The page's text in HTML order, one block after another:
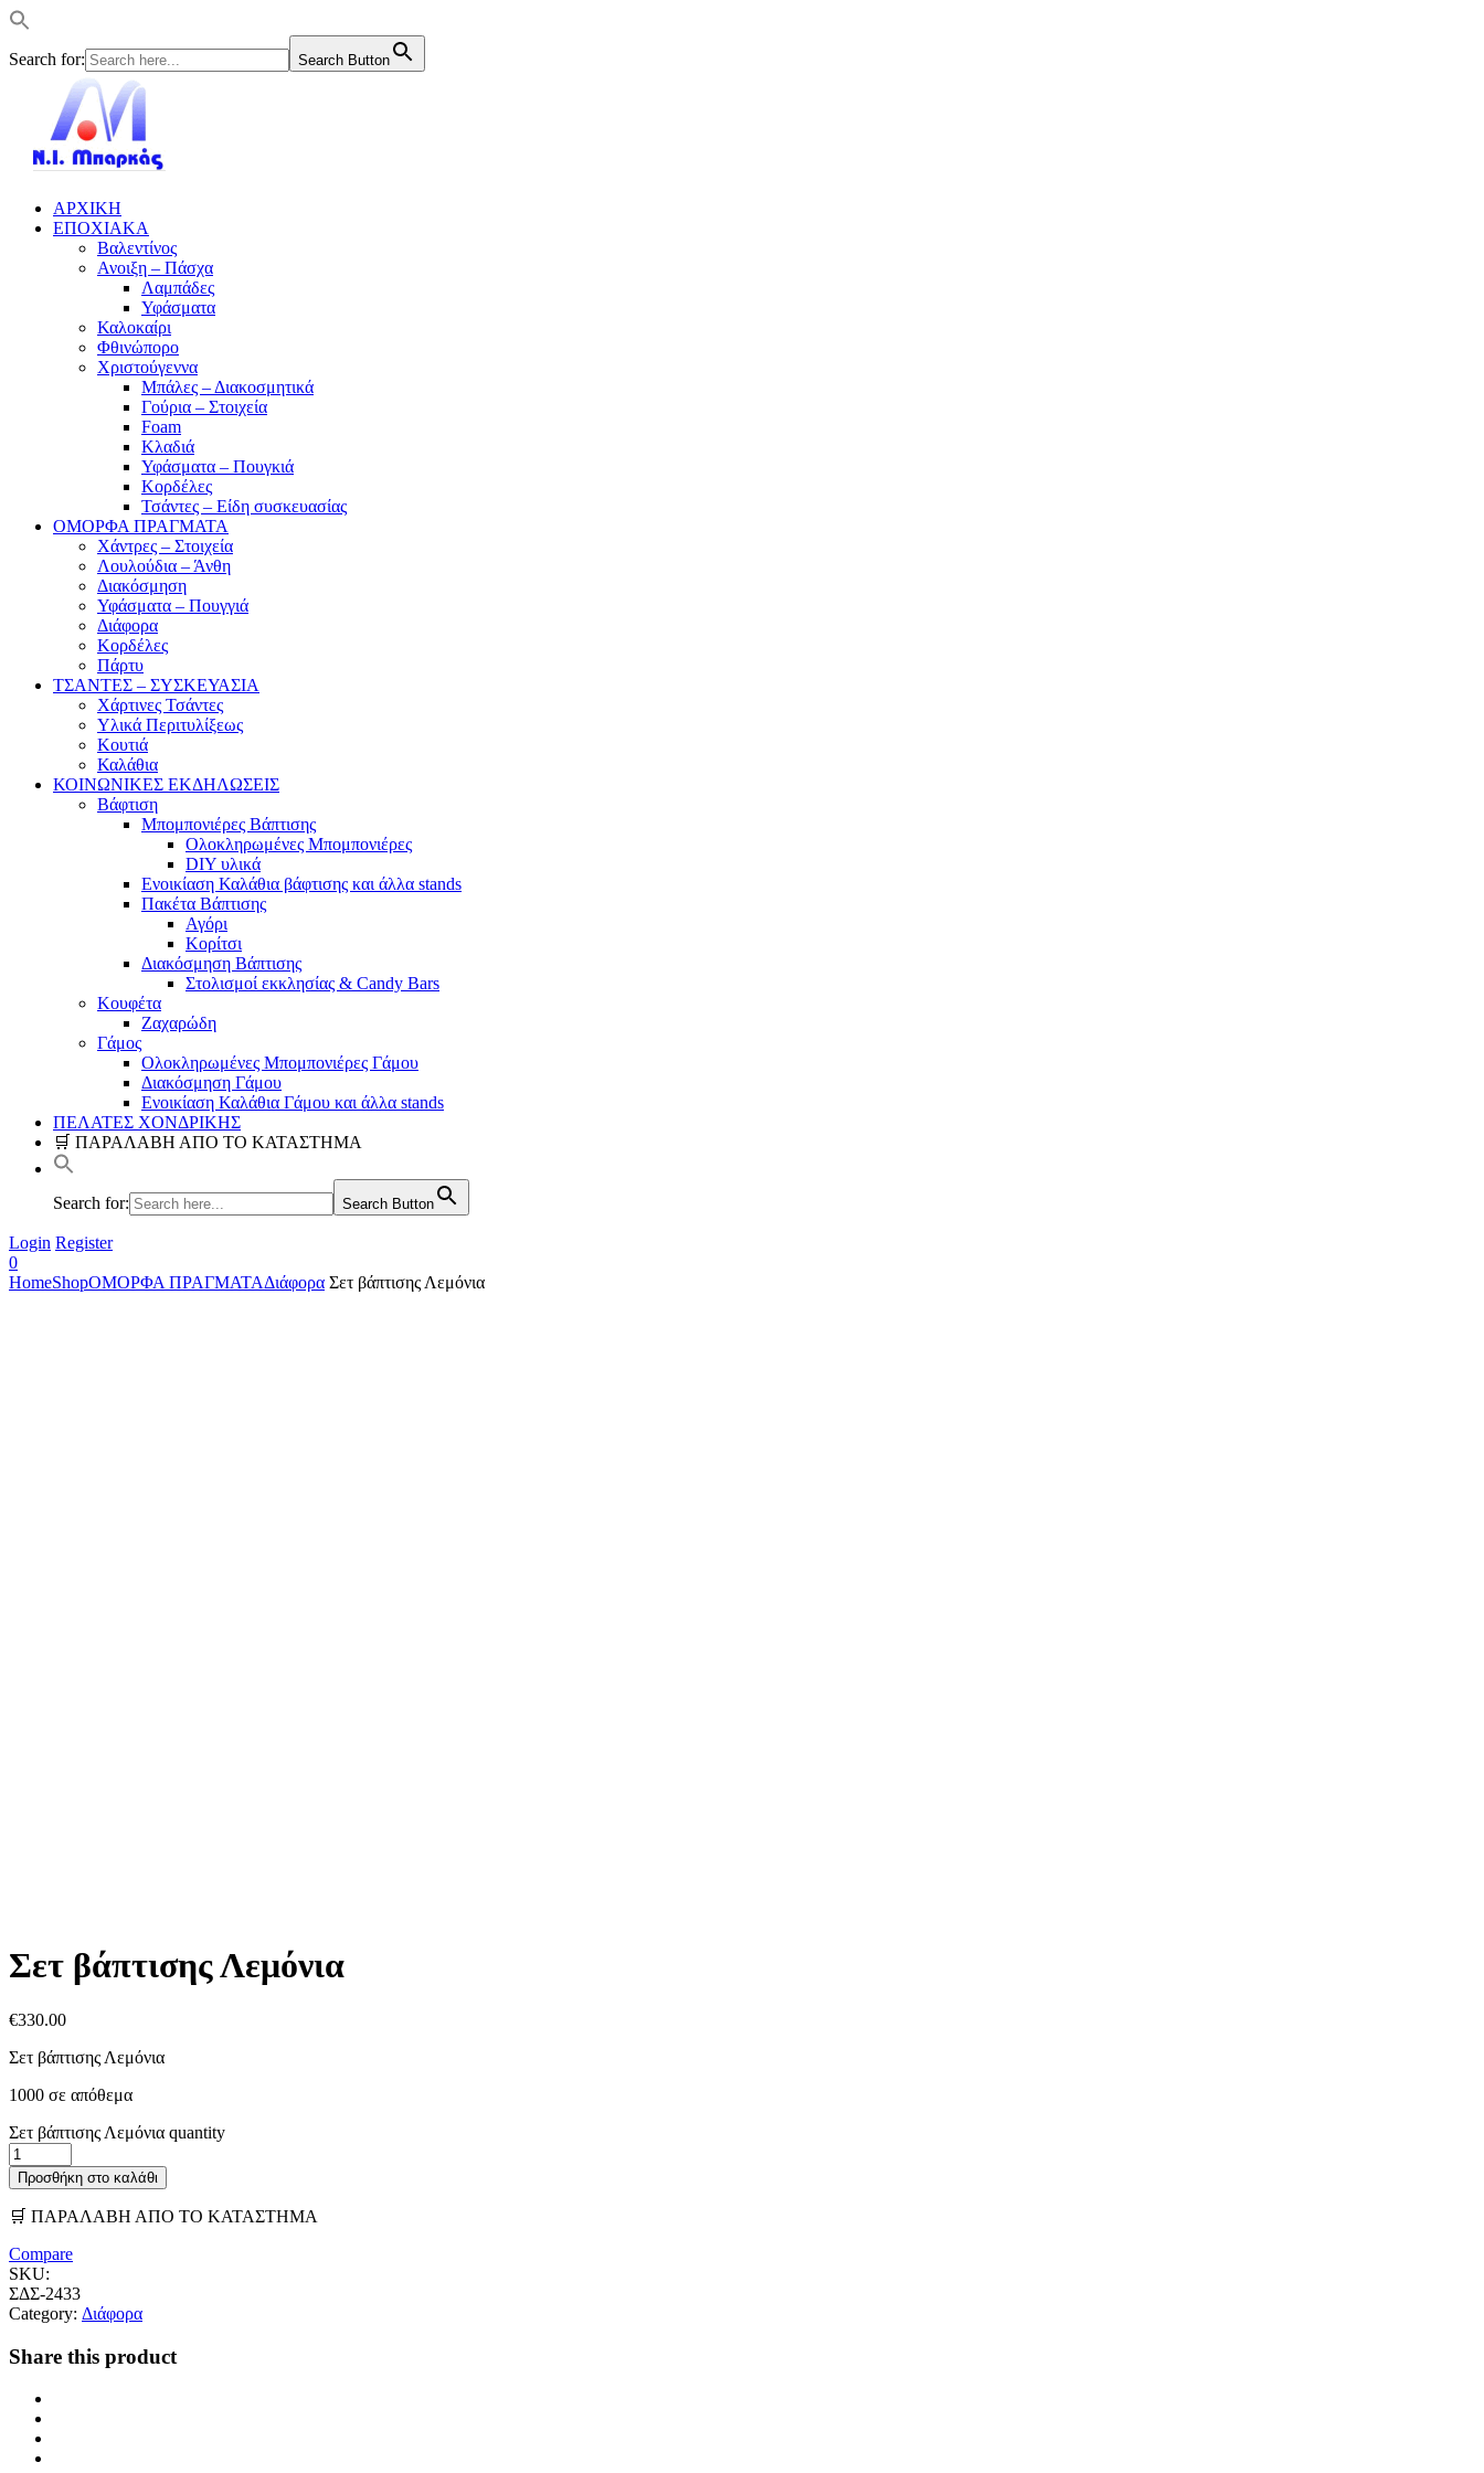
Search for: Search Button
ΑΡΧΙΚΗ
ΕΠΟΧΙΑΚΑ
Βαλεντίνος
Ανοιξη – Πάσχα
Λαμπάδες
Υφάσματα
Καλοκαίρι
Φθινώπορο
Χριστούγεννα
Μπάλες – Διακοσμητικά
Γούρια – Στοιχεία
Foam
Κλαδιά
Υφάσματα – Πουγκιά
Κορδέλες
Τσάντες – Είδη συσκευασίας
ΟΜΟΡΦΑ ΠΡΑΓΜΑΤΑ
Χάντρες – Στοιχεία
Λουλούδια – Άνθη
Διακόσμηση
Υφάσματα – Πουγγιά
Διάφορα
Κορδέλες
Πάρτυ
ΤΣΑΝΤΕΣ – ΣΥΣΚΕΥΑΣΙΑ
Χάρτινες Τσάντες
Υλικά Περιτυλίξεως
Κουτιά
Καλάθια
ΚΟΙΝΩΝΙΚΕΣ ΕΚΔΗΛΩΣΕΙΣ
Βάφτιση
Μπομπονιέρες Βάπτισης
Ολοκληρωμένες Μπομπονιέρες
DIY υλικά
Ενοικίαση Καλάθια βάφτισης και άλλα stands
Πακέτα Βάπτισης
Αγόρι
Κορίτσι
Διακόσμηση Βάπτισης
Στολισμοί εκκλησίας & Candy Bars
Κουφέτα
Ζαχαρώδη
Γάμος
Ολοκληρωμένες Μπομπονιέρες Γάμου
Διακόσμηση Γάμου
Ενοικίαση Καλάθια Γάμου και άλλα stands
ΠΕΛΑΤΕΣ ΧΟΝΔΡΙΚΗΣ
🛒 ΠΑΡΑΛΑΒΗ ΑΠΟ ΤΟ ΚΑΤΑΣΤΗΜΑ
Search for: Search Button
Login Register
0
HomeShopΟΜΟΡΦΑ ΠΡΑΓΜΑΤΑΔιάφορα Σετ βάπτισης Λεμόνια
Σετ βάπτισης Λεμόνια
€330.00
Σετ βάπτισης Λεμόνια
1000 σε απόθεμα
Σετ βάπτισης Λεμόνια quantity
Προσθήκη στο καλάθι
🛒 ΠΑΡΑΛΑΒΗ ΑΠΟ ΤΟ ΚΑΤΑΣΤΗΜΑ
Compare
SKU:
ΣΔΣ-2433
Category: Διάφορα
Share this product